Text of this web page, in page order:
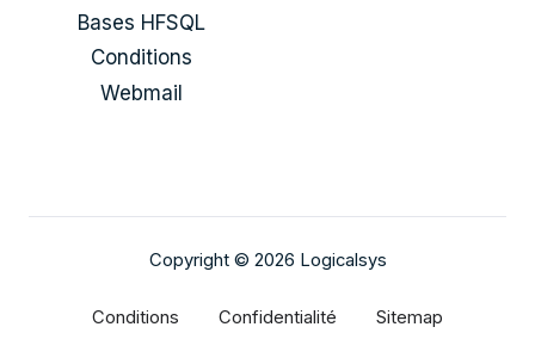
Bases HFSQL
Conditions
Webmail
Copyright © 2026 Logicalsys
Conditions Confidentialité Sitemap